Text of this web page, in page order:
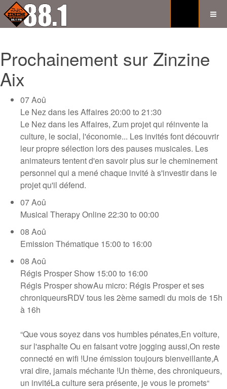
Prochainement sur Zinzine
Aix
07Aoû
Le Nez dans les Affaires20:00 to 21:30
Le Nez dans les Affaires, Zum projet qui réinvente la
culture, le social, l'économie... Les invités font découvrir
leur propre sélection lors des pauses musicales. Les
animateurs tentent d'en savoir plus sur le cheminement
personnel qui a mené chaque invité à s'investir dans le
projet qu'il défend.
07Aoû
Musical Therapy Online22:30 to 00:00
08 Aoû
Emission Thématique 15:00 to 16:00
08 Aoû
Régis Prosper Show 15:00 to 16:00
Régis Prosper showAu micro: Régis Prosper et ses
chroniqueursRDV tous les 2ème samedi du mois de 15h
à 16h
“Que vous soyez dans vos humbles pénates,En voiture,
sur l'asphalte Ou en faisant votre jogging aussi,On reste
connecté en wifi !Une émission toujours bienveillante,A
vrai dire, jamais méchante !Un thème, des chroniqueurs,
un invitéLa culture sera présente, je vous le promets“